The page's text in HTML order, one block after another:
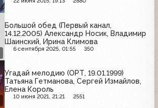
Большой обед (Первый канал,
14.12.2005) Александр Носик, Владимир
Шаинский, Ирина Климова
6 сентября 2025, 01:55 350
Угадай мелодию (ОРТ, 19.01.1999)
Татьяна Гетманова, Сергей Измайлов,
Елена Король
10 июня 2021, 21:21 2551